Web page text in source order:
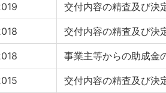
交付内容の精査及び決
交付内容の精査及び決
事業主等からの助成金
交付内容の精査及び決